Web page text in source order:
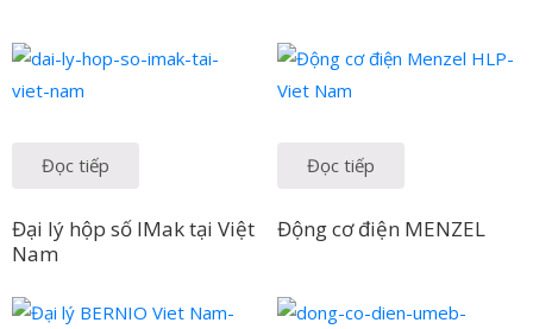
Đọc tiếp
Đại lý hộp số IMak tại Việt
Nam
Đọc tiếp
Động cơ điện MENZEL